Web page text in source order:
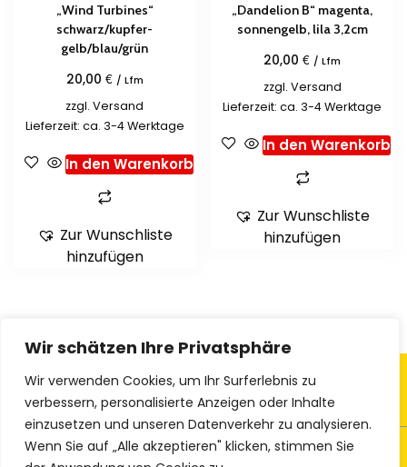
Wir schätzen Ihre Privatsphäre
Wir verwenden Cookies, um Ihr Surferlebnis zu
verbessern, personalisierte Anzeigen oder Inhalte
einzusetzen und unseren Datenverkehr zu analysieren.
Wenn Sie auf „Alle akzeptieren" klicken, stimmen Sie
„Wind Turbines“
schwarz/kupfer-
gelb/blau/grün
20,00 € / Lfm
zzgl.Versand
Lieferzeit: ca. 3-4 Werktage
In den Warenkorb
Zur Wunschliste
hinzufügen
„Dandelion B“ magenta,
sonnengelb, lila 3,2cm
20,00€ / Lfm
zzgl. Versand
Lieferzeit: ca. 3-4 Werktage
In den Warenkorb
Zur Wunschliste
hinzufügen
© 2023 Ethno-Textiles